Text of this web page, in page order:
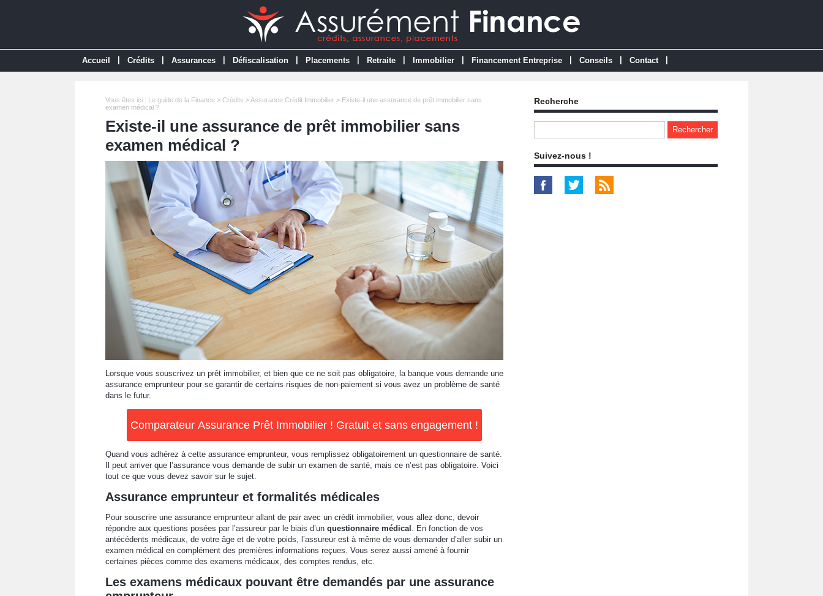
Accueil Crédits Assurances Défiscalisation Placements Retraite Immobilier Financement Entreprise Conseils Contact
Vous êtes ici : Le guide de la Finance > Crédits >Assurance Crédit Immobilier > Existe-il une assurance de prêt immobilier sans
examen médical ?
Existe-il une assurance de prêt immobilier sans
examen médical ?
Lorsque vous souscrivez un prêt immobilier, et bien que ce ne soit pas obligatoire, la banque vous demande une
assurance emprunteur pour se garantir de certains risques de non-paiement si vous avez un problème de santé
dans le futur.
Comparateur Assurance Prêt Immobilier ! Gratuit et sans engagement !
Quand vous adhérez à cette assurance emprunteur, vous remplissez obligatoirement un questionnaire de santé.
Il peut arriver que l’assurance vous demande de subir un examen de santé, mais ce n’est pas obligatoire. Voici
tout ce que vous devez savoir sur le sujet.
Assurance emprunteur et formalités médicales
Pour souscrire une assurance emprunteur allant de pair avec un crédit immobilier, vous allez donc, devoir
répondre aux questions posées par l’assureur par le biais d’un questionnaire médical . En fonction de vos
antécédents médicaux, de votre âge et de votre poids, l’assureur est à même de vous demander d’aller subir un
examen médical en complément des premières informations reçues. Vous serez aussi amené à fournir
certaines pièces comme des examens médicaux, des comptes rendus, etc.
Les examens médicaux pouvant être demandés par une assurance
Recherche
Suivez-nous !